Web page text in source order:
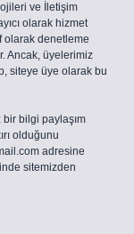
ve İletişim
olarak hizmet
olarak denetleme
Ancak, üyelerimiz
siteye üye olarak bu
bilgi paylaşım
olduğunu
adresine
sitemizden